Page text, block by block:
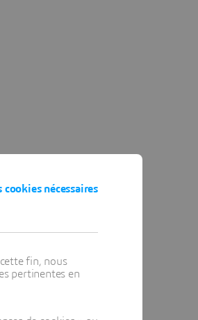
nécessaires
fin, nous
pertinentes en